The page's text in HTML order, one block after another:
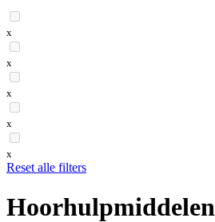
x
x
x
x
x
Reset alle filters
Hoorhulpmiddelen